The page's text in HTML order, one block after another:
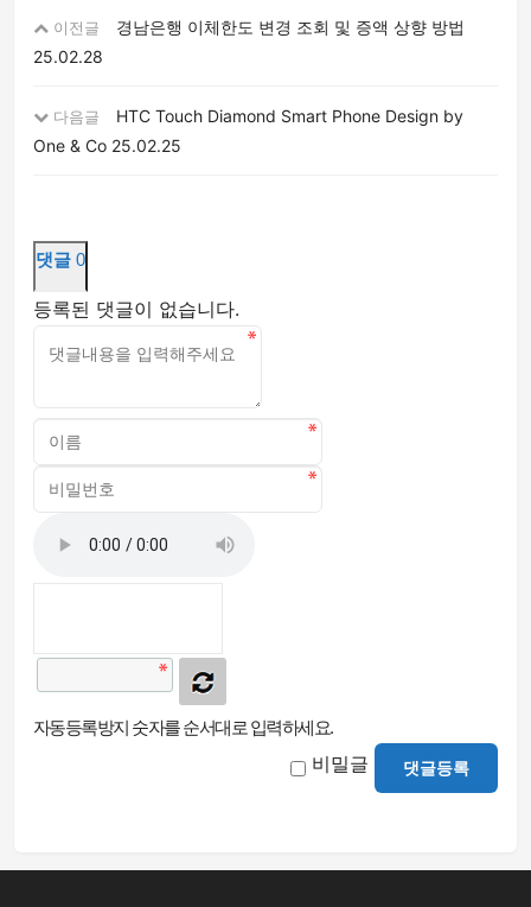
이전글
경남은행 이체한도 변경 조회 및 증액 상향 방법
25.02.28
다음글
HTC Touch Diamond Smart Phone Design by
One & Co 25.02.25
댓글 0
등록된 댓글이 없습니다.
자동등록방지 숫자를 순서대로 입력하세요.
비밀글 댓글등록